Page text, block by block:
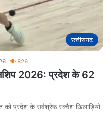
छत्तीसगढ़
826
2026: प्रदेश के 62
प्रदेश के सर्वश्रेष्ठ स्क्वैश खिलाड़ियों